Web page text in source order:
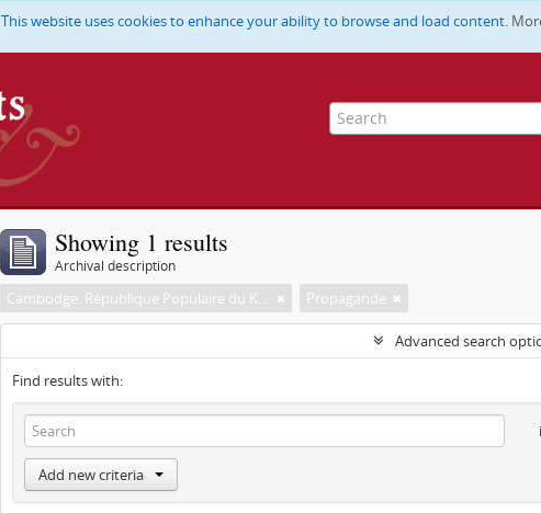
This website uses cookies to enhance your ability to browse and load content.
Showing 1 results
Archival description
Cambodge. République Populaire du Kampuchéa. Ministère de l'Information, de la Culture et de la Presse Propagande
Advanced search
Find results with:
Add new criteria